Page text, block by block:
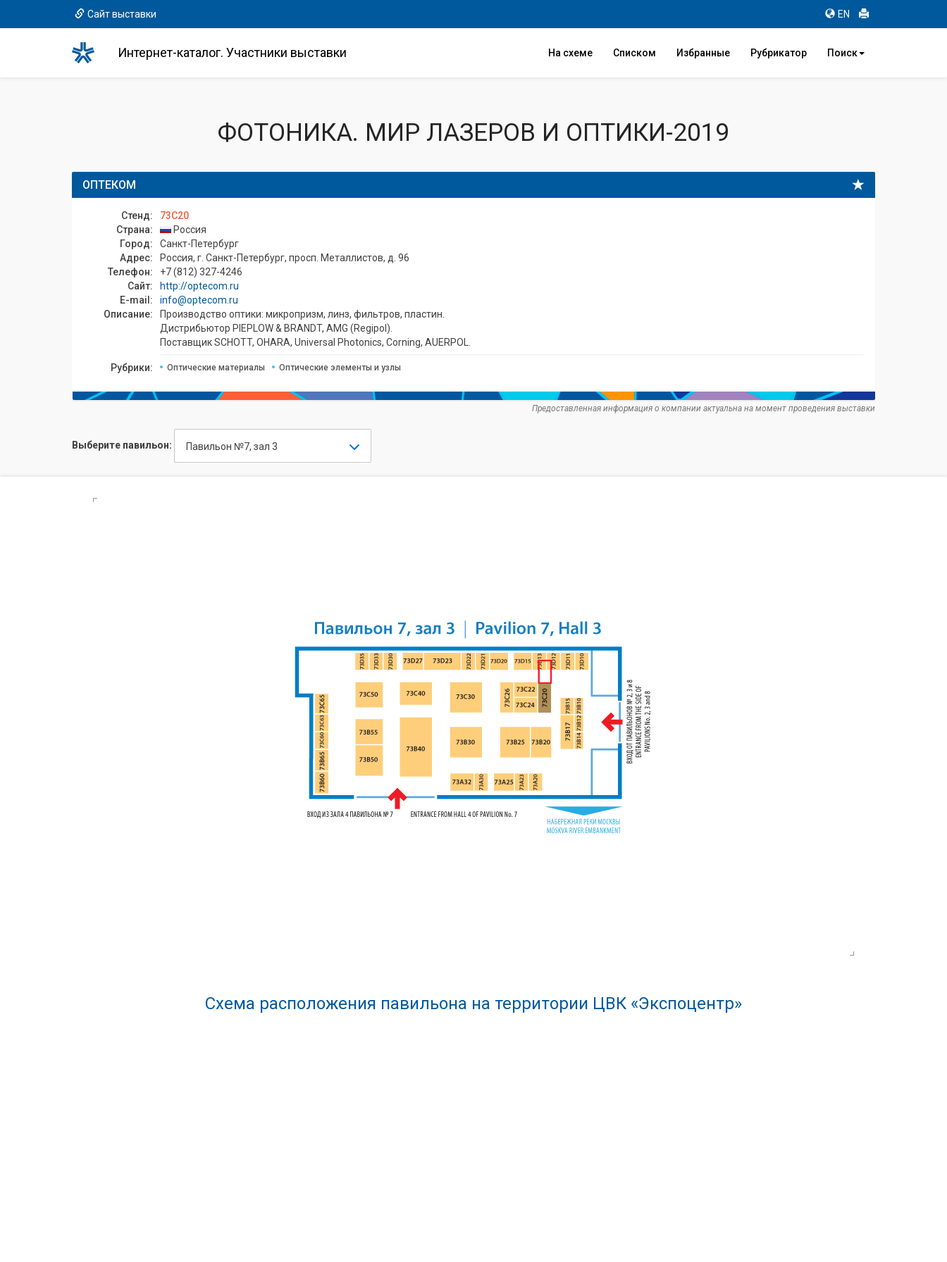
Сайт выставки EN
Интернет-каталог. Участники выставки На схеме Списком Избранные Рубрикатор Поиск
ФОТОНИКА. МИР ЛАЗЕРОВ И ОПТИКИ-2019
ОПТЕКОМ
Стенд:
73C20
Страна:
Россия
Город:
Санкт-Петербург
Адрес:
Россия, г. Санкт-Петербург, просп. Металлистов, д. 96
Телефон:
+7 (812) 327-4246
Сайт:
http://optecom.ru
E-mail:
info@optecom.ru
Описание:
Производство оптики: микропризм, линз, фильтров, пластин.
Дистрибьютор PIEPLOW & BRANDT, AMG (Regipol).
Поставщик SCHOTT, OHARA, Universal Photonics, Corning, AUERPOL.
Рубрики: Оптические материалы Оптические элементы и узлы
Предоставленная информация о компании актуальна на момент проведения выставки
Выберите павильон: Павильон №7, зал 3
Схема расположения павильона на территории ЦВК «Экспоцентр»